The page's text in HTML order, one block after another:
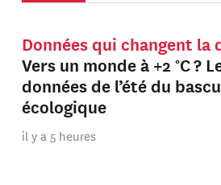
Données qui changent la
Vers un monde à +2 °C ?
données de l’été du
écologique
il y a 5 heures